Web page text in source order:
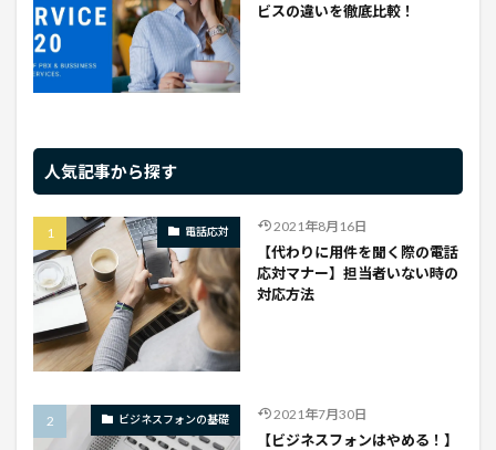
ビスの違いを徹底比較！
人気記事から探す
電話応対 2021年8月16日
【代わりに用件を聞く際の電話
応対マナー】担当者いない時の
対応方法
ビジネスフォンの基礎 2021年7月30日
【ビジネスフォンはやめる！】